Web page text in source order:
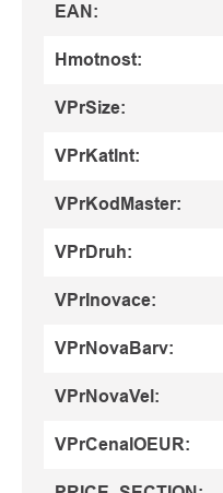
EAN :
Hmotnost:
VPrSize:
VPrKatInt:
VPrKodMaster:
VPrDruh:
VPrInovace:
VPrNovaBarv:
VPrNovaVel :
VPrCenaIOEUR: